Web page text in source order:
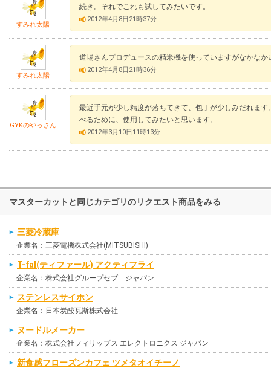
すみれ太陽
続き。それでこれも試してみたいです。
2012年4月8日21時37分
すみれ太陽
道場さんプロデュースの精米機を使っていますがなかなか
2012年4月8日21時36分
GYKのやっさん
最近手元が少し精度が落ちてきて、包丁が少しみだれま
べるために、使用してみたいと思います。
2012年3月10日11時13分
マスターカットと同じカテゴリのリクエスト商品をみる
三菱冷蔵庫
企業名：三菱電機株式会社(MITSUBISHI)
T-fal(ティファール) アクティフライ
企業名：株式会社グループセブ ジャパン
ステンレスサイホン
企業名：日本炭酸瓦斯株式会社
ヌードルメーカー
企業名：株式会社フィリップス エレクトロニクス ジャパン
新食感フローズンカフェ ツメタオイチーノ